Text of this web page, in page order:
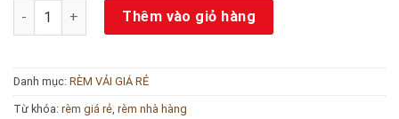
Rèm cửa vải màu nâu chống nắng cao cấp số lượng
Thêm vào giỏ hàng
Danh mục: RÈM VẢI GIÁ RẺ
Từ khóa: rèm giá rẻ, rèm nhà hàng